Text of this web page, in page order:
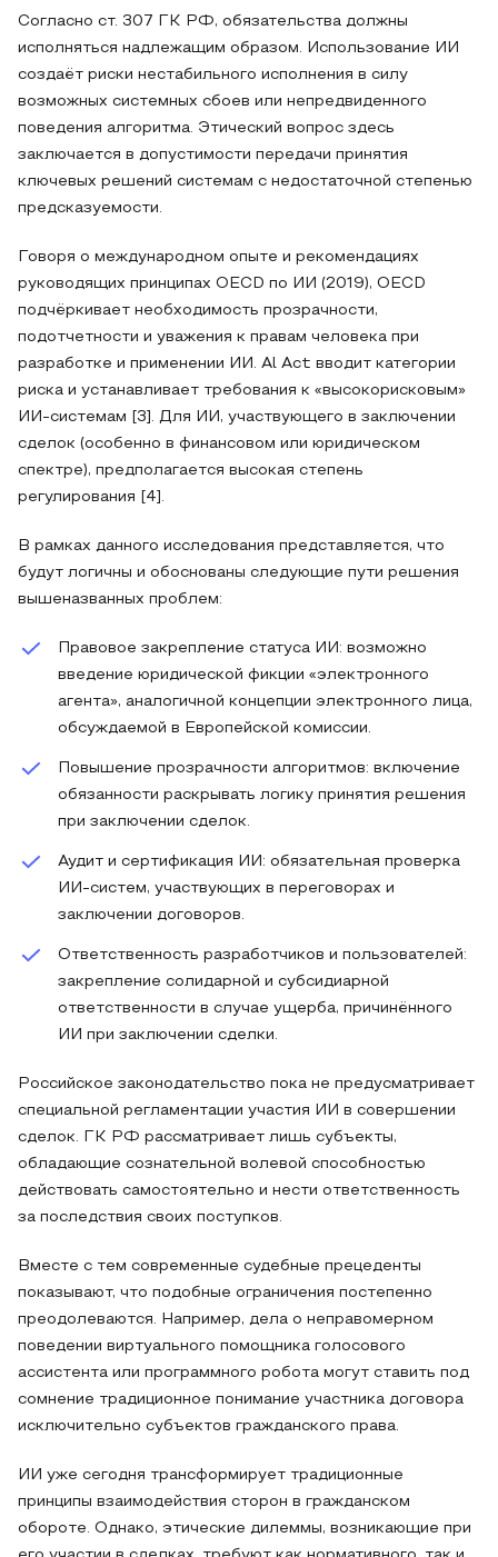
Согласно ст. 307 ГК РФ, обязательства должны
исполняться надлежащим образом. Использование ИИ
создаёт риски нестабильного исполнения в силу
возможных системных сбоев или непредвиденного
поведения алгоритма. Этический вопрос здесь
заключается в допустимости передачи принятия
ключевых решений системам с недостаточной степенью
предсказуемости.
Говоря о международном опыте и рекомендациях
руководящих принципах OECD по ИИ (2019), OECD
подчёркивает необходимость прозрачности,
подотчетности и уважения к правам человека при
разработке и применении ИИ. Al Act вводит категории
риска и устанавливает требования к «высокорисковым»
ИИ-системам [3]. Для ИИ, участвующего в заключении
сделок (особенно в финансовом или юридическом
спектре), предполагается высокая степень
регулирования [4].
В рамках данного исследования представляется, что
будут логичны и обоснованы следующие пути решения
вышеназванных проблем:
Правовое закрепление статуса ИИ: возможно
введение юридической фикции «электронного
агента», аналогичной концепции электронного лица,
обсуждаемой в Европейской комиссии.
Повышение прозрачности алгоритмов: включение
обязанности раскрывать логику принятия решения
при заключении сделок.
Аудит и сертификация ИИ: обязательная проверка
ИИ-систем, участвующих в переговорах и
заключении договоров.
Ответственность разработчиков и пользователей:
закрепление солидарной и субсидиарной
ответственности в случае ущерба, причинённого
ИИ при заключении сделки.
Российское законодательство пока не предусматривает
специальной регламентации участия ИИ в совершении
сделок. ГК РФ рассматривает лишь субъекты,
обладающие сознательной волевой способностью
действовать самостоятельно и нести ответственность
за последствия своих поступков.
Вместе с тем современные судебные прецеденты
показывают, что подобные ограничения постепенно
преодолеваются. Например, дела о неправомерном
поведении виртуального помощника голосового
ассистента или программного робота могут ставить под
сомнение традиционное понимание участника договора
исключительно субъектов гражданского права.
ИИ уже сегодня трансформирует традиционные
принципы взаимодействия сторон в гражданском
обороте. Однако, этические дилеммы, возникающие при